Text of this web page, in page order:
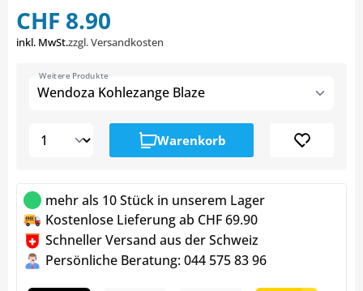
CHF 8.90
inkl. MwSt.zzgl. Versandkosten
Wendoza Kohlezange Blaze
Weitere Produkte
Warenkorb
mehr als 10 Stück in unserem Lager
Kostenlose Lieferung ab CHF 69.90
Schneller Versand aus der Schweiz
Persönliche Beratung: 044 575 83 96